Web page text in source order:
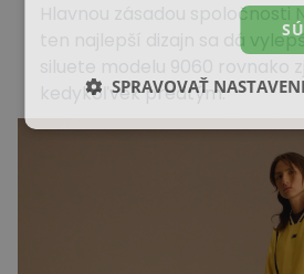
Hlavnou zásadou spoločnosti
ten najlepší dizajn sa dá
kedykoľvek predtým.
SPRAVOVAŤ